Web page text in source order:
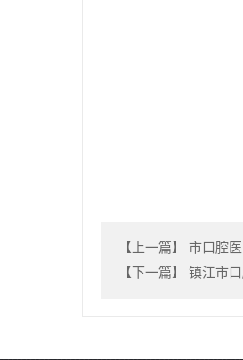
【上一篇】 市口腔
【下一篇】 镇江市